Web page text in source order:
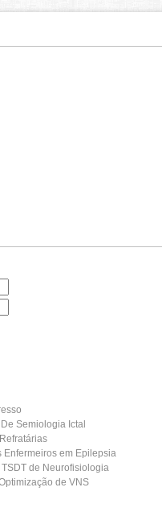
Semiologia Ictal
Enfermeiros em Epilepsia
de Neurofisiologia
de VNS